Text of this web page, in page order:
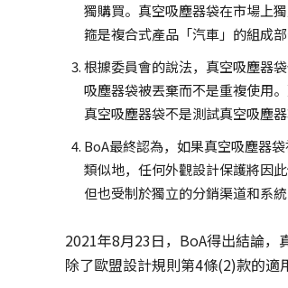
獨購買。真空吸塵器袋在市場上
箍是複合式產品「汽車」的組成
根據委員會的說法，真空吸塵器
吸塵器袋被丟棄而不是重複使用
真空吸塵器袋不是測試真空吸塵
BoA最終認為，如果真空吸塵器
類似地，任何外觀設計保護將因
但也受制於獨立的分銷渠道和系統
2021年8月23日，BoA得出結論
除了歐盟設計規則第4條(2)款的適